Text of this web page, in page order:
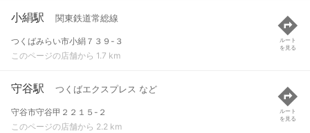
小絹駅 関東鉄道常総線
つくばみらい市小絹７３９-３
このページの店舗から 1.7 km
ルート
を見る
守谷駅 つくばエクスプレス など
守谷市守谷甲２２１５-２
このページの店舗から 2.2 km
ルート
を見る